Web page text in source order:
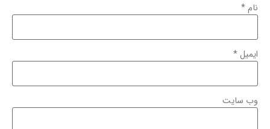
نام*
ایمیل*
وب‌ سایت